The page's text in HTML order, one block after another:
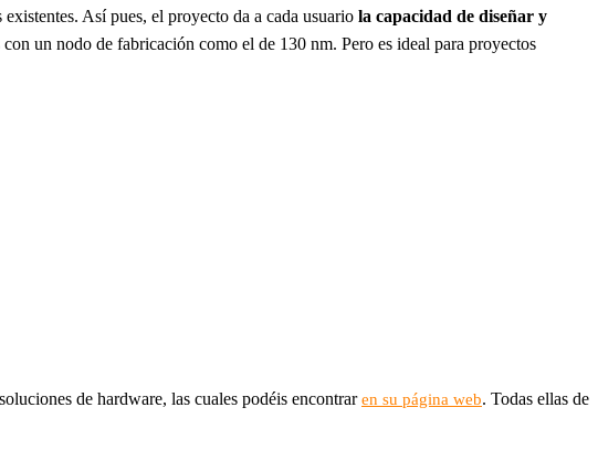
Así pues, el proyecto da a cada usuario la capacidad de diseñar y
un nodo de fabricación como el de 130 nm. Pero es ideal para proyectos
de hardware, las cuales podéis encontraren su página web. Todas ellas de